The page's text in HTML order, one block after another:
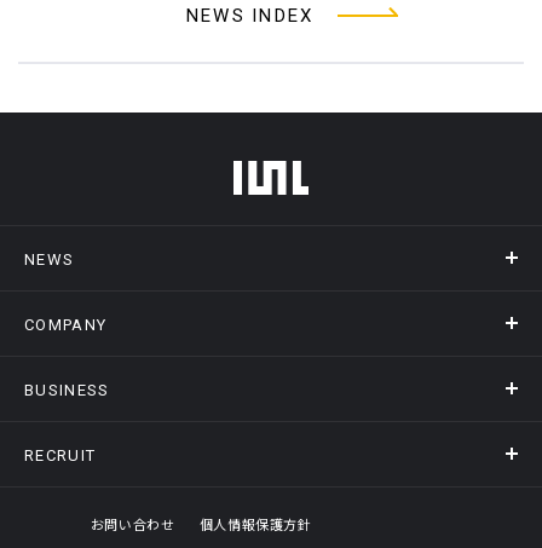
NEWS INDEX
フッターメニュー
NEWS
ニュース
COMPANY
会社概要
オフィスギャラリー
BUSINESS
事業情報トップ
RECRUIT
採用情報トップ
お問い合わせ 個人情報保護方針